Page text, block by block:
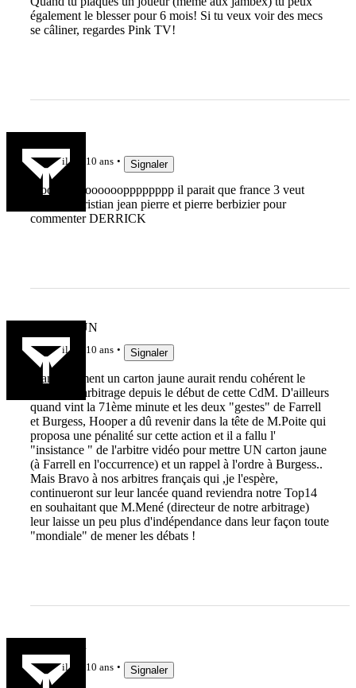
également le blesser pour 6 mois! Si tu veux voir des mecs
se câliner, regardes Pink TV!
il y a 10 ans Signaler
scooooooooooooopppppppp il parait que france 3 veut
recruter christian jean pierre et pierre berbizier pour
commenter DERRICK
illia DEGUN
il y a 10 ans Signaler
Manifestement un carton jaune aurait rendu cohérent le
système d'arbitrage depuis le début de cette CdM. D'ailleurs
quand vint la 71ème minute et les deux "gestes" de Farrell
et Burgess, Hooper a dû revenir dans la tête de M.Poite qui
proposa une pénalité sur cette action et il a fallu l'
"insistance " de l'arbitre vidéo pour mettre UN carton jaune
(à Farrell en l'occurrence) et un rappel à l'ordre à Burgess..
Mais Bravo à nos arbitres français qui ,je l'espère,
continueront sur leur lancée quand reviendra notre Top14
en souhaitant que M.Mené (directeur de notre arbitrage)
leur laisse un peu plus d'indépendance dans leur façon toute
"mondiale" de mener les débats !
il y a 10 ans Signaler